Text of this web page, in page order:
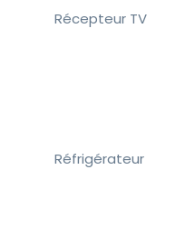
Récepteur TV
Réfrigérateur